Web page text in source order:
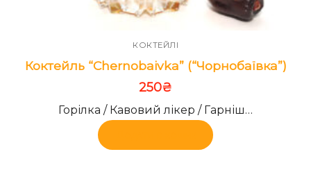
КОКТЕЙЛІ
Коктейль “Chernobaivka” (“Чорнобаївка”)
250₴
Горілка / Кавовий лікер / Гарніш…